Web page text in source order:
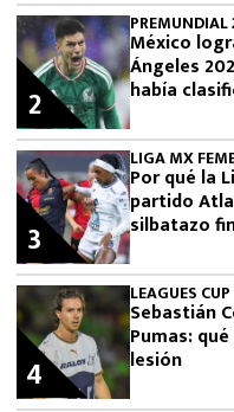
México
Ángeles
había
2
LIGA MX
Por qué la
partido
silbatazo
3
LEAGUES CUP
Sebastián
Pumas:
lesión
4